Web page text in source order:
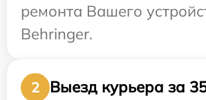
ремонта Вашего
Behringer.
2 Выезд курьера за